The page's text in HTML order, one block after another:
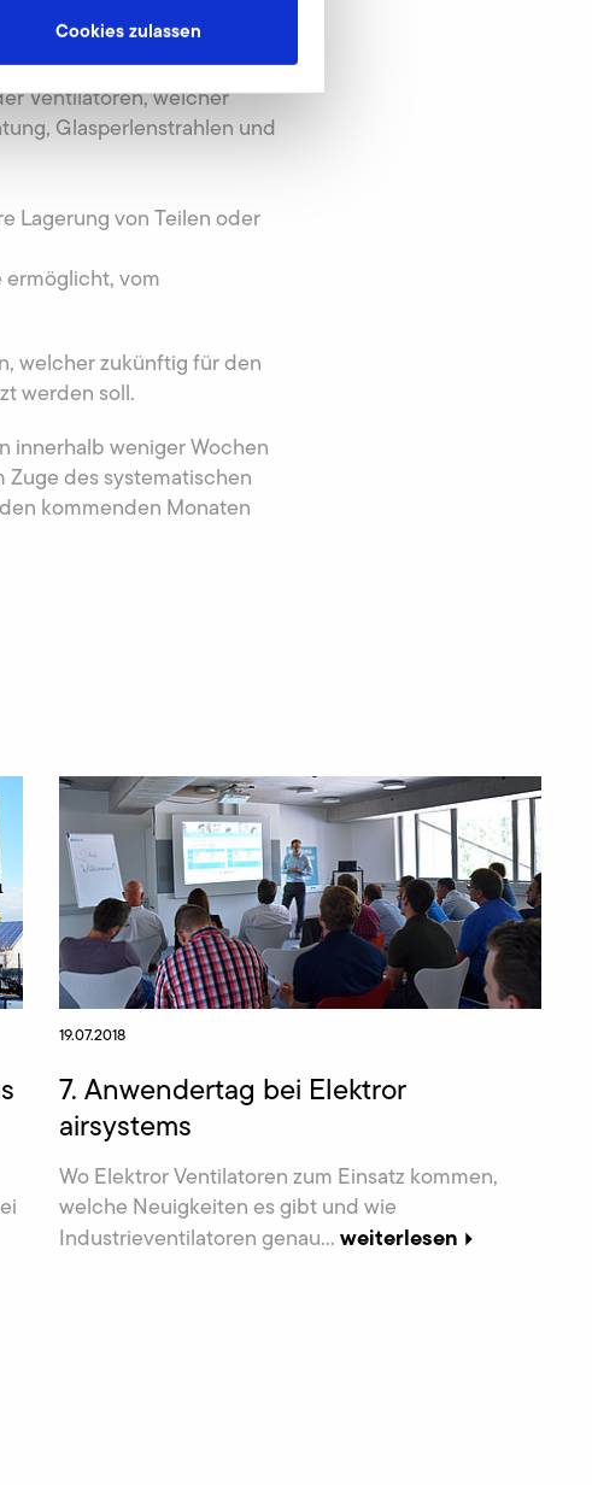
Cookies zulassen
zur Inspektion vor
Ventilatoren, welcher
Glasperlenstrahlen und
Lagerung von Teilen oder
vom
welcher zukünftig für den
werden soll.
innerhalb weniger Wochen
des systematischen
kommenden Monaten
19.07.2018
7. Anwendertag bei Elektror
airsystems
Wo Elektror Ventilatoren zum Einsatz kommen,
welche Neuigkeiten es gibt und wie
Industrieventilatoren genau...weiterlesen